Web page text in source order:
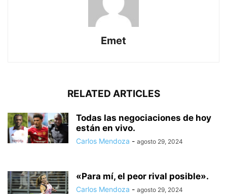
Emet
RELATED ARTICLES
Todas las negociaciones de hoy
están en vivo.
Carlos Mendoza - agosto 29, 2024
«Para mí, el peor rival posible».
Carlos Mendoza - agosto 29, 2024